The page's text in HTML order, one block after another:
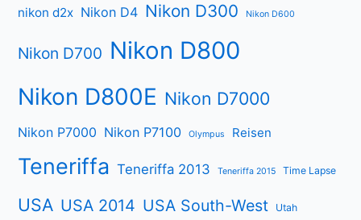
nikon d2x Nikon D4 Nikon D300 Nikon D600
Nikon D700 Nikon D800
Nikon D800E Nikon D7000
Nikon P7000 Nikon P7100 Olympus Reisen
Teneriffa Teneriffa 2013 Teneriffa 2015 Time Lapse
USA USA 2014 USA South-West Utah